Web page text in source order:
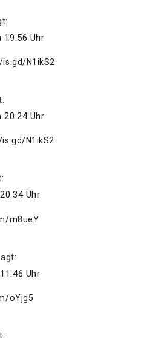
19:56 Uhr
N1ikS2
20:24 Uhr
N1ikS2
Uhr
m8ueY
Uhr
oYjg5